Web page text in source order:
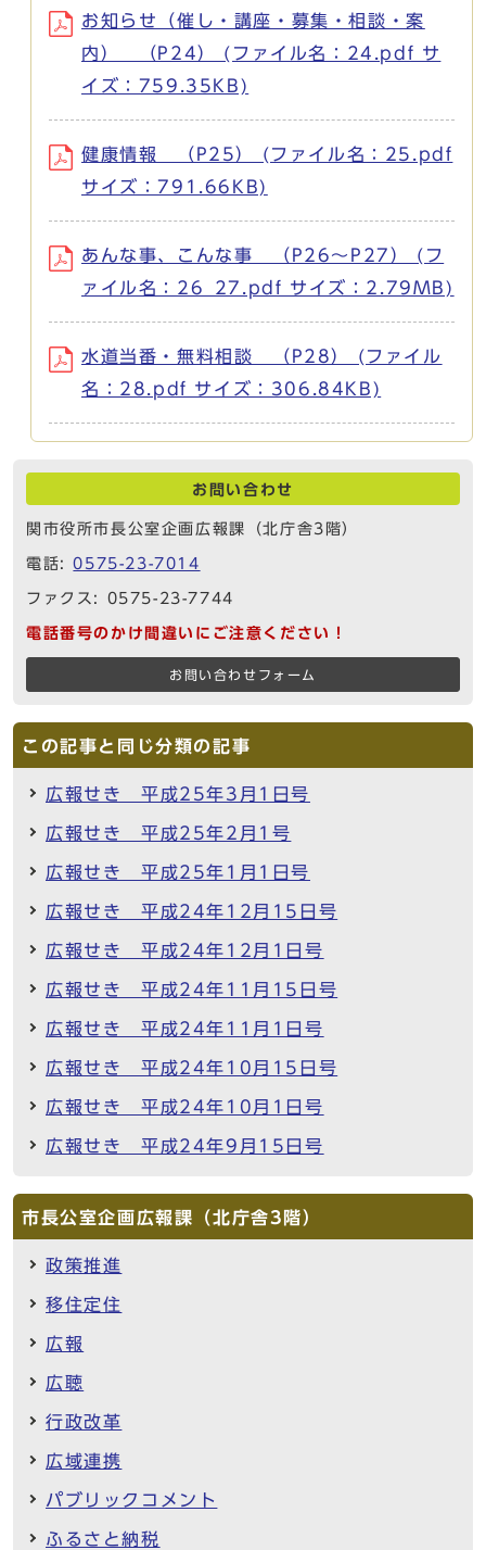
お知らせ（催し・講座・募集・相談・案
内） （P24） (ファイル名：24.pdf サ
イズ：759.35KB)
健康情報 （P25） (ファイル名：25.pdf
サイズ：791.66KB)
あんな事、こんな事 （P26～P27） (フ
ァイル名：26_27.pdf サイズ：2.79MB)
水道当番・無料相談 （P28） (ファイル
名：28.pdf サイズ：306.84KB)
お問い合わせ
関市役所市長公室企画広報課（北庁舎3階）
電話:0575-23-7014
ファクス: 0575-23-7744
電話番号のかけ間違いにご注意ください！
お問い合わせフォーム
この記事と同じ分類の記事
広報せき 平成25年3月1日号
広報せき 平成25年2月1号
広報せき 平成25年1月1日号
広報せき 平成24年12月15日号
広報せき 平成24年12月1日号
広報せき 平成24年11月15日号
広報せき 平成24年11月1日号
広報せき 平成24年10月15日号
広報せき 平成24年10月1日号
広報せき 平成24年9月15日号
市長公室企画広報課（北庁舎3階）
政策推進
移住定住
広報
広聴
行政改革
広域連携
パブリックコメント
ふるさと納税